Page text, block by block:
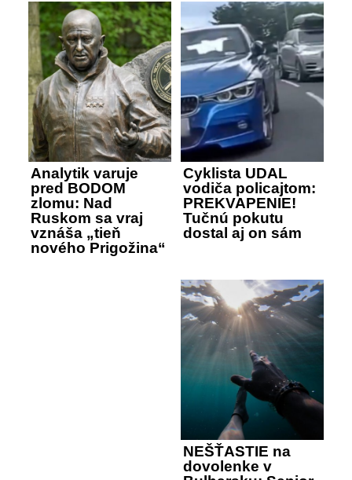
Analytik varuje
pred BODOM
zlomu: Nad
Ruskom sa vraj
vznáša „tieň
nového Prigožina“
Cyklista UDAL
vodiča policajtom:
PREKVAPENIE!
Tučnú pokutu
dostal aj on sám
NEŠŤASTIE na
dovolenke v